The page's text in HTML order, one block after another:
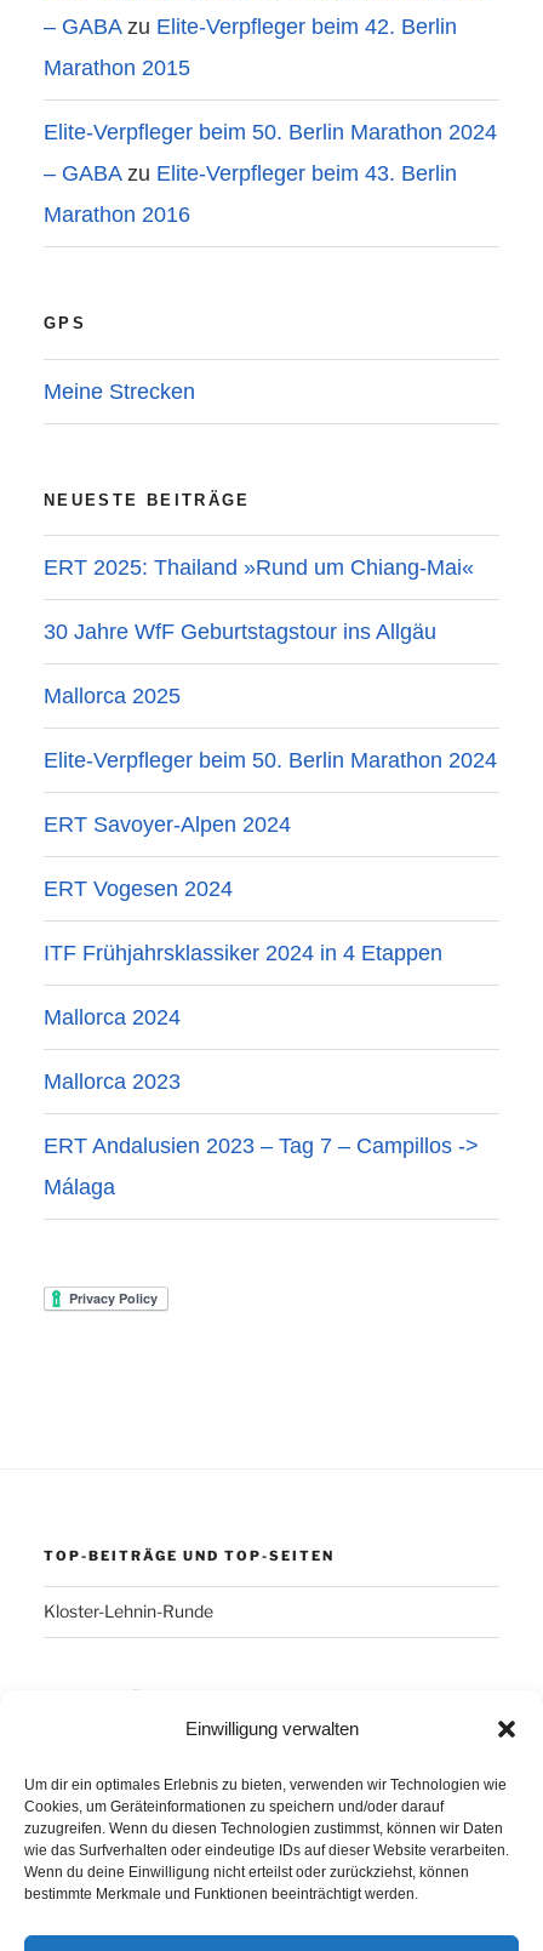
Einwilligung verwalten
Um dir ein optimales Erlebnis zu bieten, verwenden wir Technologien wie
Cookies, um Geräteinformationen zu speichern und/oder darauf
zuzugreifen. Wenn du diesen Technologien zustimmst, können wir Daten
wie das Surfverhalten oder eindeutige IDs auf dieser Website verarbeiten.
Wenn du deine Einwilligung nicht erteilst oder zurückziehst, können
bestimmte Merkmale und Funktionen beeinträchtigt werden.
– GABAzu Elite-Verpfleger beim 42. Berlin
Marathon 2015
Elite-Verpfleger beim 50. Berlin Marathon 2024
– GABAzu Elite-Verpfleger beim 43. Berlin
Marathon 2016
GPS
Meine Strecken
NEUESTE BEITRÄGE
ERT 2025: Thailand »Rund um Chiang-Mai«
30 Jahre WfF Geburtstagstour ins Allgäu
Mallorca 2025
Elite-Verpfleger beim 50. Berlin Marathon 2024
ERT Savoyer-Alpen 2024
ERT Vogesen 2024
ITF Frühjahrsklassiker 2024 in 4 Etappen
Mallorca 2024
Mallorca 2023
ERT Andalusien 2023 – Tag 7 – Campillos ->
Málaga
TOP-BEITRÄGE UND TOP-SEITEN
Kloster-Lehnin-Runde
Havanna Kuba Laufen Los Angeles
Minusgrade PowerBar Produkte Ruhlsdorf
Tiri